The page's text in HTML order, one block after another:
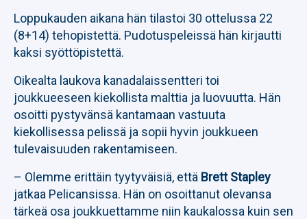
Loppukauden aikana hän tilastoi 30 ottelussa 22
(8+14) tehopistettä. Pudotuspeleissä hän kirjautti
kaksi syöttöpistettä.
Oikealta laukova kanadalaissentteri toi
joukkueeseen kiekollista malttia ja luovuutta. Hän
osoitti pystyvänsä kantamaan vastuuta
kiekollisessa pelissä ja sopii hyvin joukkueen
tulevaisuuden rakentamiseen.
– Olemme erittäin tyytyväisiä, että Brett Stapley
jatkaa Pelicansissa. Hän on osoittanut olevansa
tärkeä osa joukkuettamme niin kaukalossa kuin sen